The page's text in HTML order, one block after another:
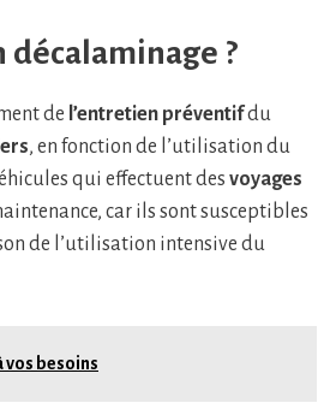
?
de l’entretien préventifdu
, en fonction de l’utilisation du
qui effectuent des voyages
car ils sont susceptibles
de l’utilisation intensive du
vos besoins